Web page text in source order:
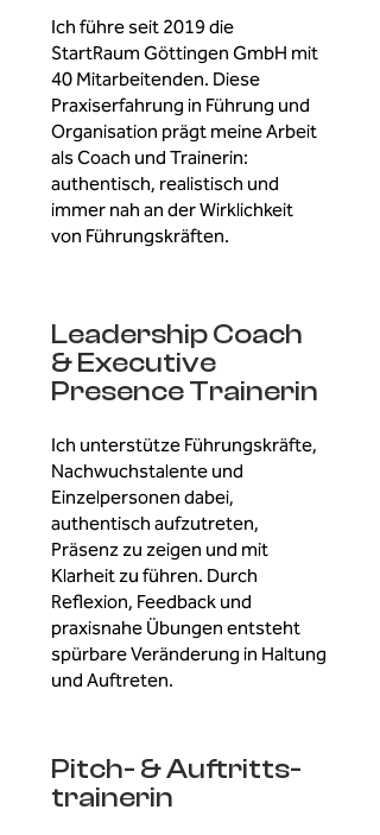
Ich führe seit 2019 die
StartRaum Göttingen GmbH mit
40 Mitarbeitenden. Diese
Praxiserfahrung in Führung und
Organisation prägt meine Arbeit
als Coach und Trainerin:
authentisch, realistisch und
immer nah an der Wirklichkeit
von Führungskräften.
Leadership Coach
& Executive
Presence Trainerin
Ich unterstütze Führungskräfte,
Nachwuchstalente und
Einzelpersonen dabei,
authentisch aufzutreten,
Präsenz zu zeigen und mit
Klarheit zu führen. Durch
Reflexion, Feedback und
praxisnahe Übungen entsteht
spürbare Veränderung in Haltung
und Auftreten.
Pitch- & Auftritts-
trainerin